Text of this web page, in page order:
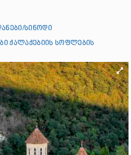
სინოდი
ქალაქებიის სოფლების